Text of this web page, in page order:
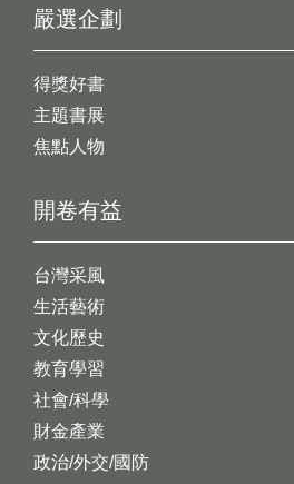
開卷有益
台灣采風
生活藝術
文化歷史
教育學習
社會/科學
財金產業
政治/外交/國防
嚴選企劃
得獎好書
主題書展
焦點人物